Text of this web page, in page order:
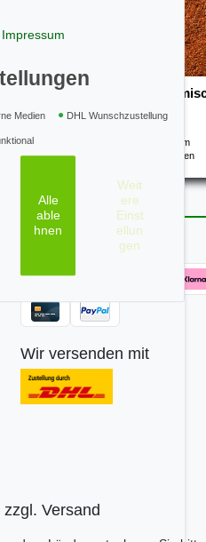
Chili con Carne
0.1
| 36,00 € / Kilogramm
*inkl. ges. MwSt. Versandkosten
Zahle bequem per
Wir versenden mit
zzgl. Versand
Impressum
Medien DHL Wunschzustellung
Alle
able
hnen
Weit
ere
Einst
ellun
gen